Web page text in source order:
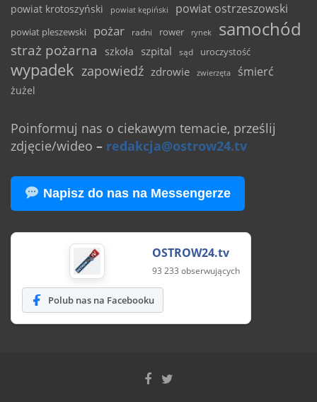
powiat krotoszyński powiat kępiński powiat ostrzeszowski
powiat pleszewski pożar radni rower rynek samochód
straż pożarna szkoła szpital sąd uroczystość
wypadek zapowiedź zdrowie zwierzęta śmierć
żużel
Poinformuj nas o ciekawym temacie, prześlij
zdjęcie/wideo – redakcja@ostrow24.tv
Napisz do nas na Messengerze
OSTROW24.tv
93 233 obserwujących
Polub nas na Facebooku